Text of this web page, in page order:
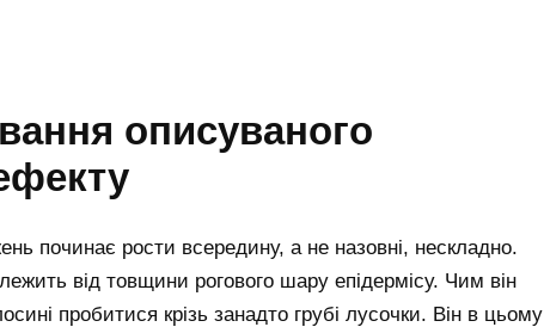
описуваного
починає рости всередину, а не назовні, нескладно.
від товщини рогового шару епідермісу. Чим він
пробитися крізь занадто грубі лусочки. Він в цьому